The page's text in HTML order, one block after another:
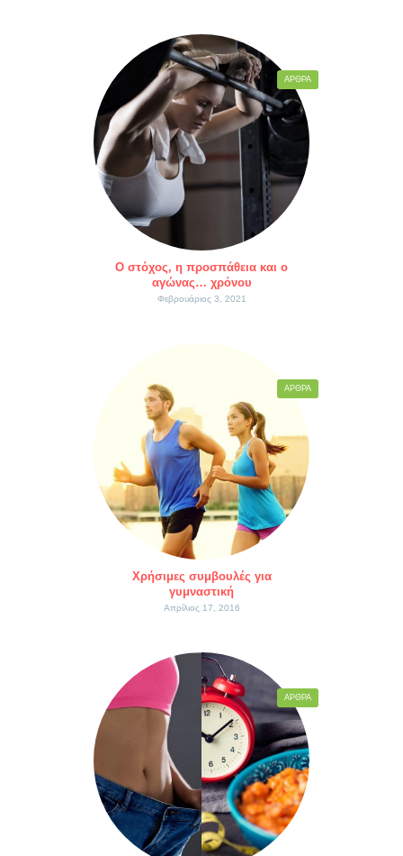
Ο στόχος, η προσπάθεια και ο
αγώνας… χρόνου
Φεβρουάριος 3, 2021
ΆΡΘΡΑ
Χρήσιμες συμβουλές για
γυμναστική
Απρίλιος 17, 2016
ΆΡΘΡΑ
ΆΡΘΡΑ